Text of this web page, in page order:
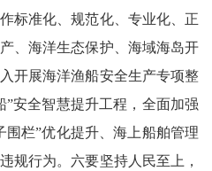
标准化、规范化、专业化、正
、海洋生态保护、海域海岛开
开展海洋渔船安全生产专项整
”安全智慧提升工程，全面加强
围栏”优化提升、海上船舶管理
规行为。六要坚持人民至上，